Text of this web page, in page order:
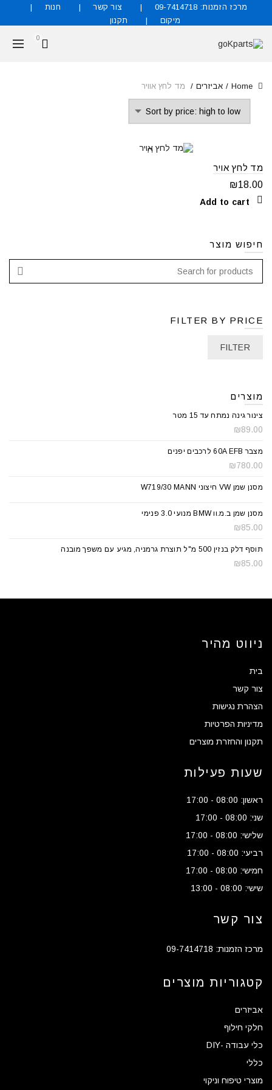
מרכז הזמנות: 09-7414718 צור קשר
חנות
מיקום
תקנון
0
Home אביזרים מד לחץ אוויר
מד לחץ אויר
₪18.00
Add to cart
חיפוש מוצר
FILTER BY PRICE
FILTER
מוצרים
צינור גינה נמתח עד 15 מטר
₪89.00
מצבר 60A EFB לרכבים יפנים
₪780.00
מסנן שמן VW חיצוני W719/30 MANN
מסנן שמן ב.מ.וו BMW מנועי 3.0 פנימי
₪85.00
תוסף דלק בנזין 500 מ"ל תוצרת גרמניה, מגיע עם משפך מובנה
₪85.00
ניווט מהיר
בית
צור קשר
הצהרת נגישות
מדיניות הפרטיות
תקנון והחזרת מוצרים
שעות פעילות
ראשון: 08:00 - 17:00
שני: 08:00 - 17:00
שלישי: 08:00 - 17:00
רביעי: 08:00 - 17:00
חמישי: 08:00 - 17:00
שישי: 08:00 - 13:00
צור קשר
מרכז הזמנות: 09-7414718
קטגוריות מוצרים
אביזרים
חלקי חילוף
כלי עבודה -DIY
כללי
מוצרי טיפוח וניקוי